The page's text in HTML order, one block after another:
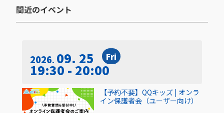
間近のイベント​
2026 09. 25 Fri
19:30 - 20:00
【予約不要】QQキッズ | オンラ
イン保護者会（ユーザー向け）